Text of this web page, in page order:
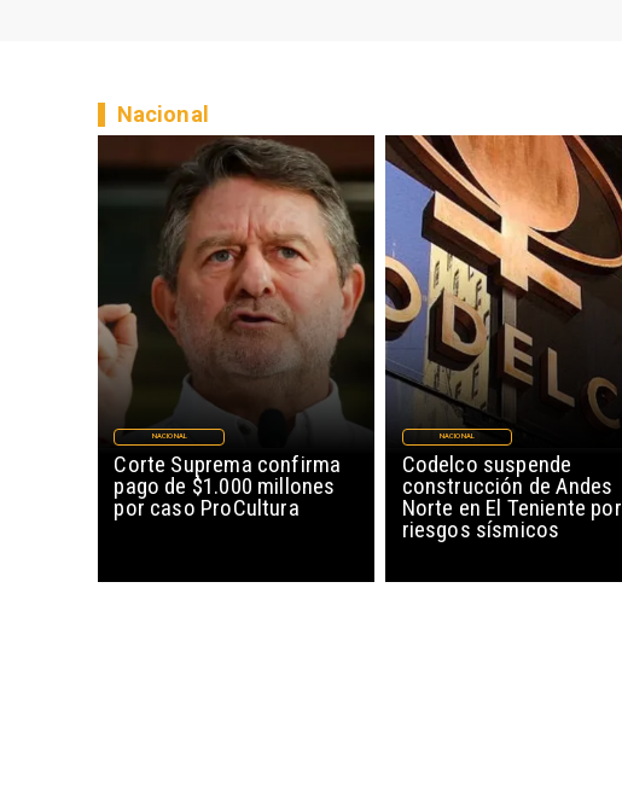
Corte Suprema confirma
pago de $1.000 millones
por caso ProCultura
NACIONAL
Codelco suspende
construcción de Andes
Norte en El Teniente por
riesgos sísmicos
NACIONAL
Nacional